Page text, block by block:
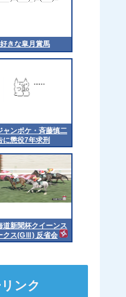
きな皐月賞馬
ャンポケ・斉藤慎二
に懲役7年求刑
道新聞杯クイーンス
クス(GⅢ) 反省会
ンク